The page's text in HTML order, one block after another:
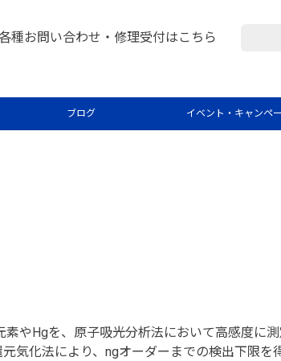
種お問い合わせ・修理受付はこちら
ブログ イベント・キャンペ
やHgを、原子吸光分析法において高感度に
化法により、ngオーダーまでの検出下限を